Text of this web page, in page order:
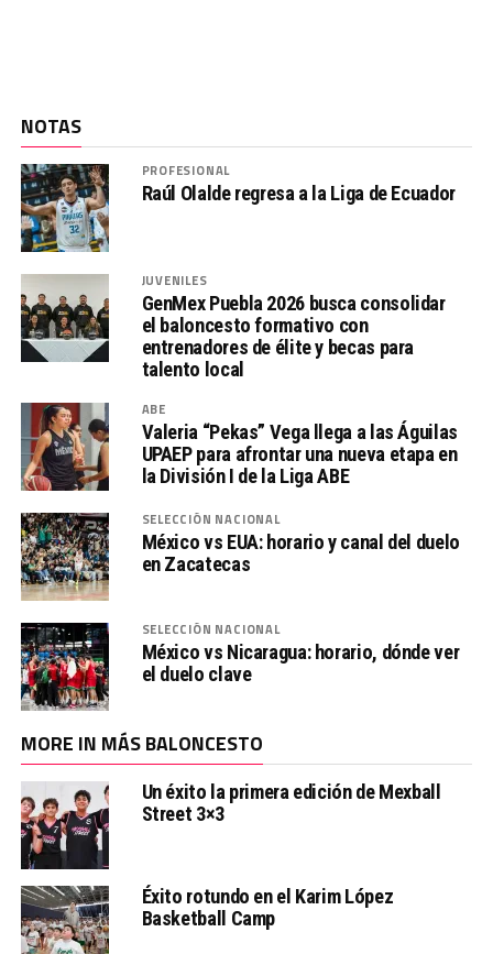
NOTAS
PROFESIONAL
Raúl Olalde regresa a la Liga de Ecuador
JUVENILES
GenMex Puebla 2026 busca consolidar
el baloncesto formativo con
entrenadores de élite y becas para
talento local
ABE
Valeria “Pekas” Vega llega a las Águilas
UPAEP para afrontar una nueva etapa en
la División I de la Liga ABE
SELECCIÓN NACIONAL
México vs EUA: horario y canal del duelo
en Zacatecas
SELECCIÓN NACIONAL
México vs Nicaragua: horario, dónde ver
el duelo clave
MORE IN MÁS BALONCESTO
Un éxito la primera edición de Mexball
Street 3×3
Éxito rotundo en el Karim López
Basketball Camp